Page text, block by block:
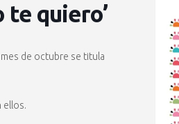
te quiero’
de octubre se titula
ellos.